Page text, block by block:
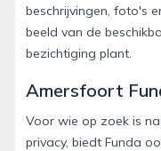
beschrijvingen, foto's
beeld van de
bezichtiging plant.
Amersfoort
Voor wie op zoek is
privacy, biedt Funda